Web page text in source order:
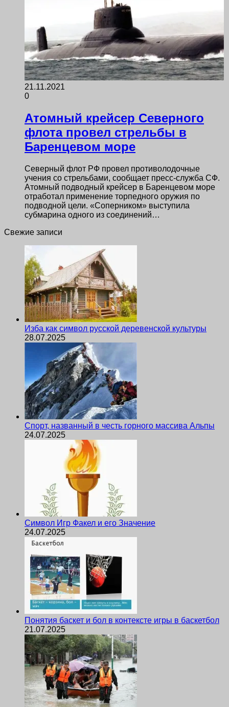
21.11.2021
0
Атомный крейсер Северного
флота провел стрельбы в
Баренцевом море
Северный флот РФ провел противолодочные
учения со стрельбами, сообщает пресс-служба СФ.
Атомный подводный крейсер в Баренцевом море
отработал применение торпедного оружия по
подводной цели. «Соперником» выступила
субмарина одного из соединений…
Свежие записи
Изба как символ русской деревенской культуры
28.07.2025
Спорт, названный в честь горного массива Альпы
24.07.2025
Символ Игр Факел и его Значение
24.07.2025
Понятия баскет и бол в контексте игры в баскетбол
21.07.2025